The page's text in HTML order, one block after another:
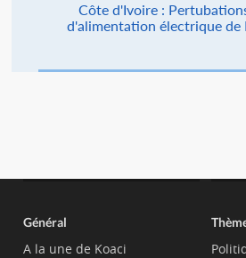
Côte d'Ivoire :
d'alimentation électrique de
Général
A la une de Koaci